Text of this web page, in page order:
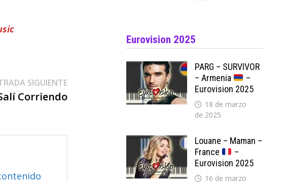
SIGUIENTEEntrada
siguiente:
Corriendo
Eurovision 2025
PARG – SURVIVOR
– Armenia
–
Eurovision 2025
18 de marzo
de 2025
Louane – Maman –
France
–
Eurovision 2025
16 de marzo